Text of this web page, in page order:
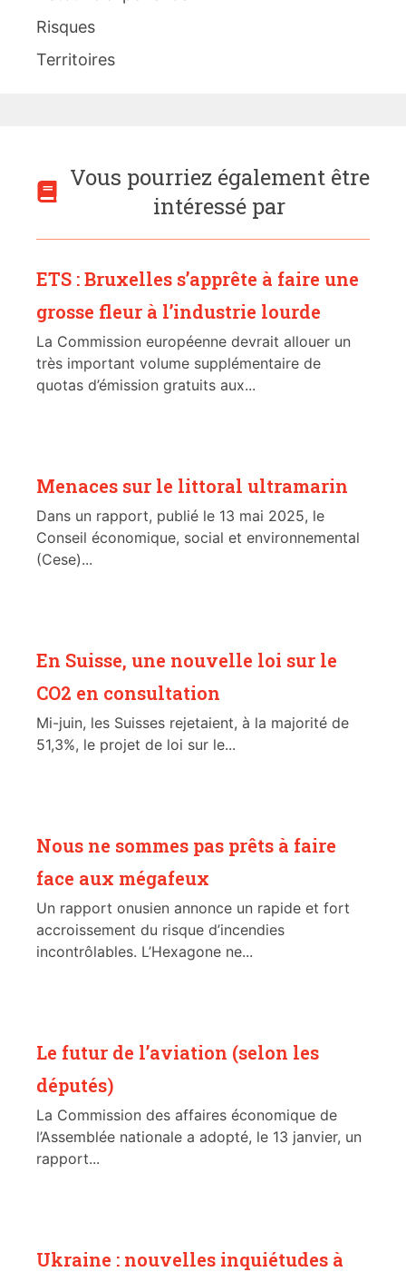
Risques
Territoires
Vous pourriez également être
intéressé par
ETS : Bruxelles s’apprête à faire une
grosse fleur à l’industrie lourde
La Commission européenne devrait allouer un
très important volume supplémentaire de
quotas d’émission gratuits aux...
Menaces sur le littoral ultramarin
Dans un rapport, publié le 13 mai 2025, le
Conseil économique, social et environnemental
(Cese)...
En Suisse, une nouvelle loi sur le
CO2 en consultation
Mi-juin, les Suisses rejetaient, à la majorité de
51,3%, le projet de loi sur le...
Nous ne sommes pas prêts à faire
face aux mégafeux
Un rapport onusien annonce un rapide et fort
accroissement du risque d’incendies
incontrôlables. L’Hexagone ne...
Le futur de l’aviation (selon les
députés)
La Commission des affaires économique de
l’Assemblée nationale a adopté, le 13 janvier, un
rapport...
Ukraine : nouvelles inquiétudes à